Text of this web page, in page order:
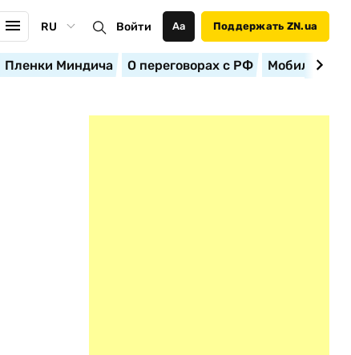
RU Войти Аа Поддержать ZN.ua
Пленки Миндича О переговорах с РФ